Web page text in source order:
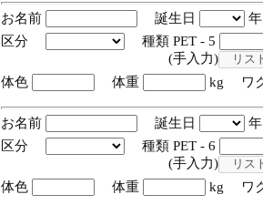
お名前 誕生日
区分
種類 PET - 5
(手入力)
体色
体重 kg ワ
お名前 誕生日
区分
種類 PET - 6
(手入力)
体色
体重 kg ワ